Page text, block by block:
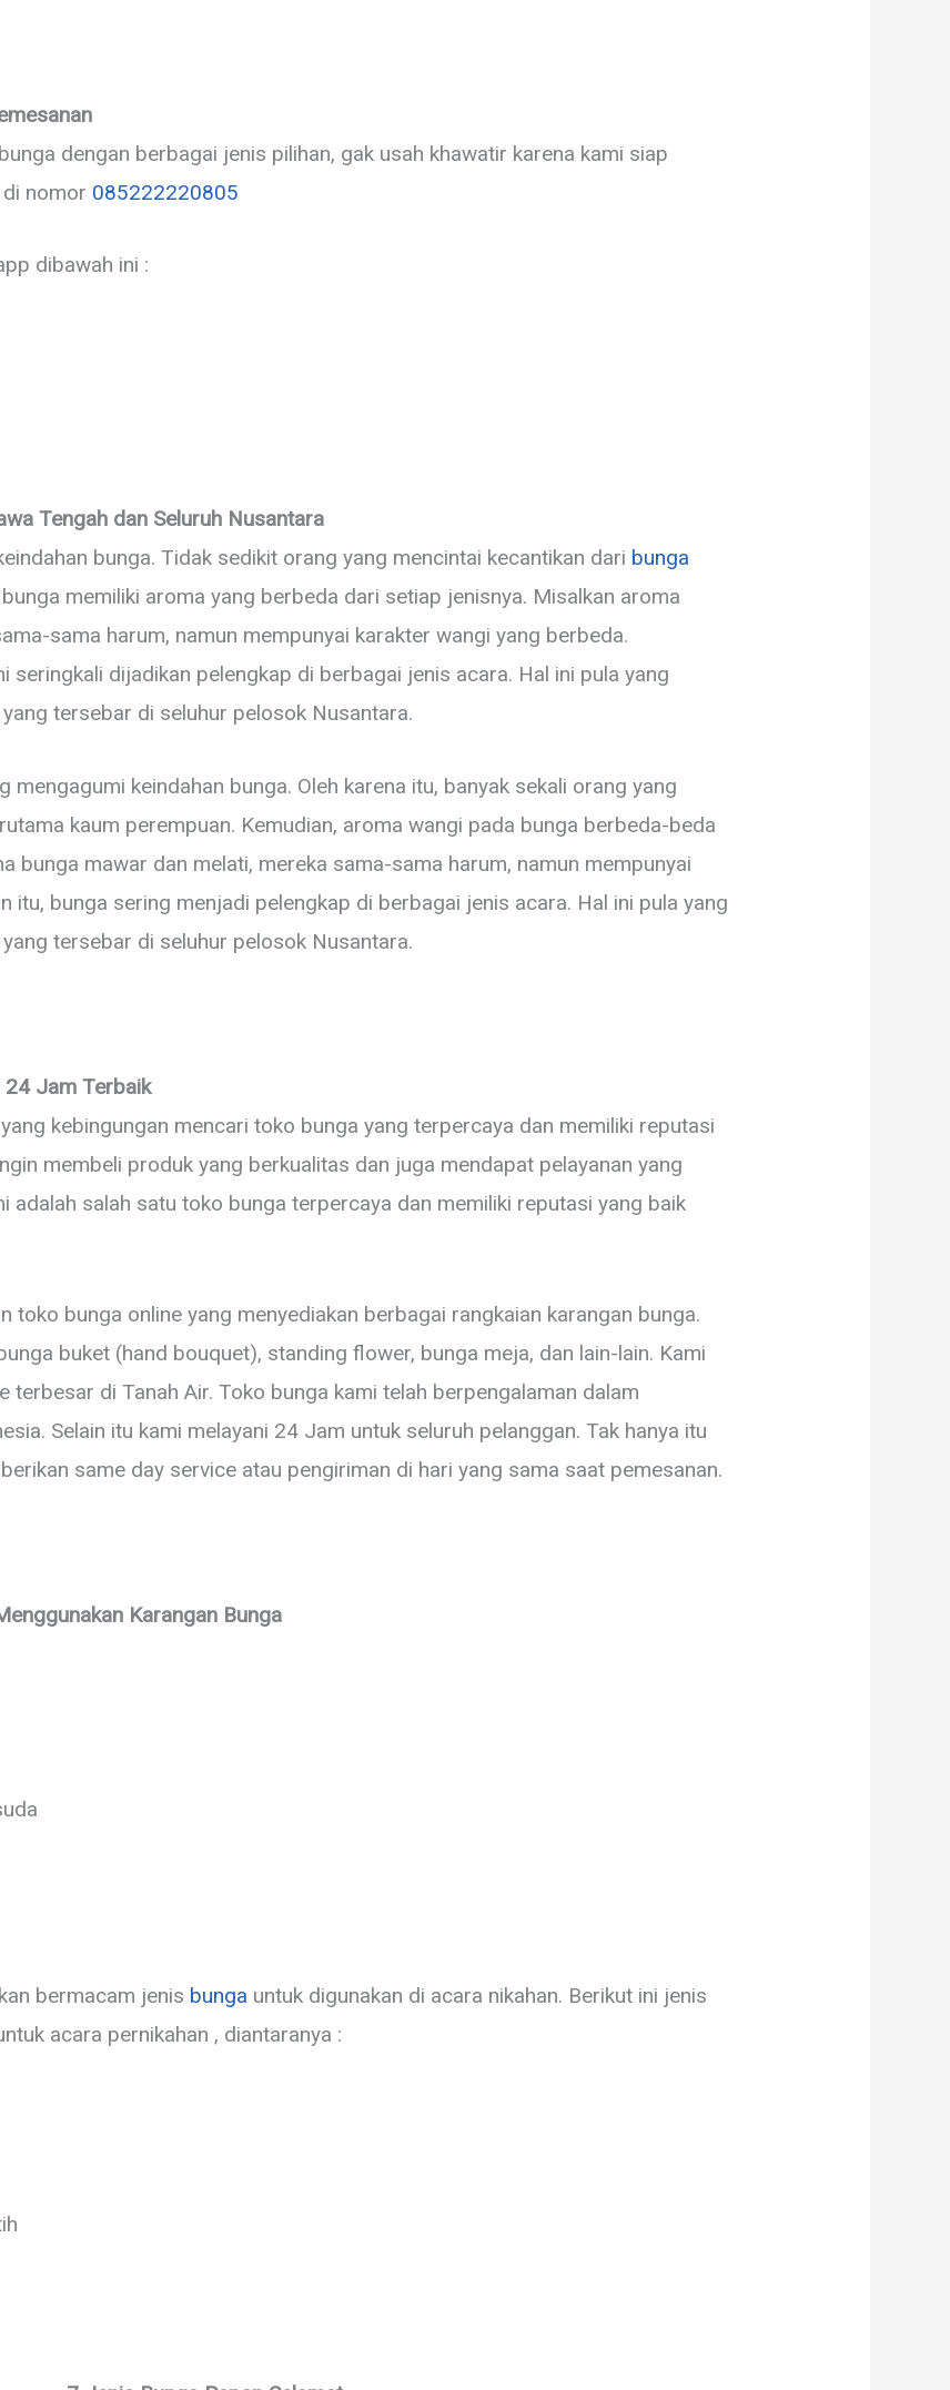
dengan berbagai jenis pilihan, gak usah khawatir karena kami siap
nomor 085222220805
dibawah ini :
Tengah dan Seluruh Nusantara
bunga. Tidak sedikit orang yang mencintai kecantikan dari bunga
memiliki aroma yang berbeda dari setiap jenisnya. Misalkan aroma
sama harum, namun mempunyai karakter wangi yang berbeda.
seringkali dijadikan pelengkap di berbagai jenis acara. Hal ini pula yang
tersebar di seluhur pelosok Nusantara.
mengagumi keindahan bunga. Oleh karena itu, banyak sekali orang yang
kaum perempuan. Kemudian, aroma wangi pada bunga berbeda-beda
bunga mawar dan melati, mereka sama-sama harum, namun mempunyai
itu, bunga sering menjadi pelengkap di berbagai jenis acara. Hal ini pula yang
tersebar di seluhur pelosok Nusantara.
24 Jam Terbaik
kebingungan mencari toko bunga yang terpercaya dan memiliki reputasi
membeli produk yang berkualitas dan juga mendapat pelayanan yang
adalah salah satu toko bunga terpercaya dan memiliki reputasi yang baik
toko bunga online yang menyediakan berbagai rangkaian karangan bunga.
buket (hand bouquet), standing flower, bunga meja, dan lain-lain. Kami
terbesar di Tanah Air. Toko bunga kami telah berpengalaman dalam
Selain itu kami melayani 24 Jam untuk seluruh pelanggan. Tak hanya itu
same day service atau pengiriman di hari yang sama saat pemesanan.
Karangan Bunga
bermacam jenis bunga untuk digunakan di acara nikahan. Berikut ini jenis
acara pernikahan , diantaranya :